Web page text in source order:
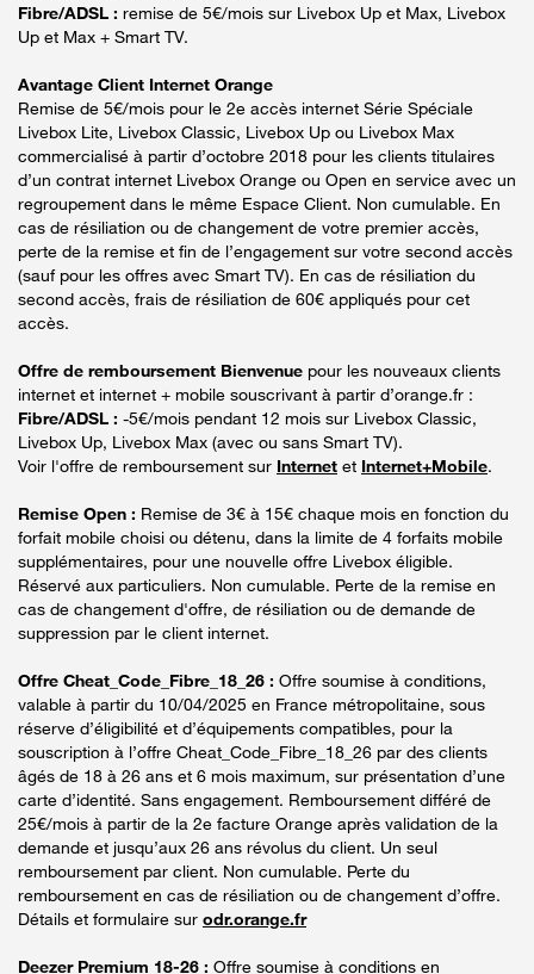
Fibre/ADSL : remise de 5€/mois sur Livebox Up et Max, Livebox
Up et Max + Smart TV.
Avantage Client Internet Orange
Remise de 5€/mois pour le 2e accès internet Série Spéciale
Livebox Lite, Livebox Classic, Livebox Up ou Livebox Max
commercialisé à partir d’octobre 2018 pour les clients titulaires
d’un contrat internet Livebox Orange ou Open en service avec un
regroupement dans le même Espace Client. Non cumulable. En
cas de résiliation ou de changement de votre premier accès,
perte de la remise et fin de l’engagement sur votre second accès
(sauf pour les offres avec Smart TV). En cas de résiliation du
second accès, frais de résiliation de 60€ appliqués pour cet
accès.
Offre de remboursement Bienvenue pour les nouveaux clients
internet et internet + mobile souscrivant à partir d’orange.fr :
Fibre/ADSL : -5€/mois pendant 12 mois sur Livebox Classic,
Livebox Up, Livebox Max (avec ou sans Smart TV).
Voir l'offre de remboursement sur Internet et Internet+Mobile.
Remise Open : Remise de 3€ à 15€ chaque mois en fonction du
forfait mobile choisi ou détenu, dans la limite de 4 forfaits mobile
supplémentaires, pour une nouvelle offre Livebox éligible.
Réservé aux particuliers. Non cumulable. Perte de la remise en
cas de changement d'offre, de résiliation ou de demande de
suppression par le client internet.
Offre Cheat_Code_Fibre_18_26 : Offre soumise à conditions,
valable à partir du 10/04/2025 en France métropolitaine, sous
réserve d’éligibilité et d’équipements compatibles, pour la
souscription à l’offre Cheat_Code_Fibre_18_26 par des clients
âgés de 18 à 26 ans et 6 mois maximum, sur présentation d’une
carte d’identité. Sans engagement. Remboursement différé de
25€/mois à partir de la 2e facture Orange après validation de la
demande et jusqu’aux 26 ans révolus du client. Un seul
remboursement par client. Non cumulable. Perte du
remboursement en cas de résiliation ou de changement d’offre.
Détails et formulaire sur odr.orange.fr
Deezer Premium 18-26 : Offre soumise à conditions en